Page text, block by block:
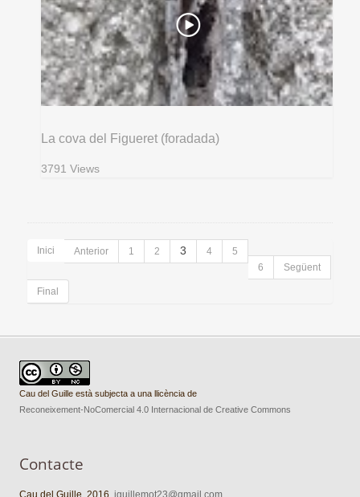
La cova del Figueret (foradada)
3791 Views
Inici Anterior 1 2 3 4
5
6
Següent
Final
Cau del Guille està subjecta a una llicència de
Reconeixement-NoComercial 4.0 Internacional de Creative Commons
Contacte